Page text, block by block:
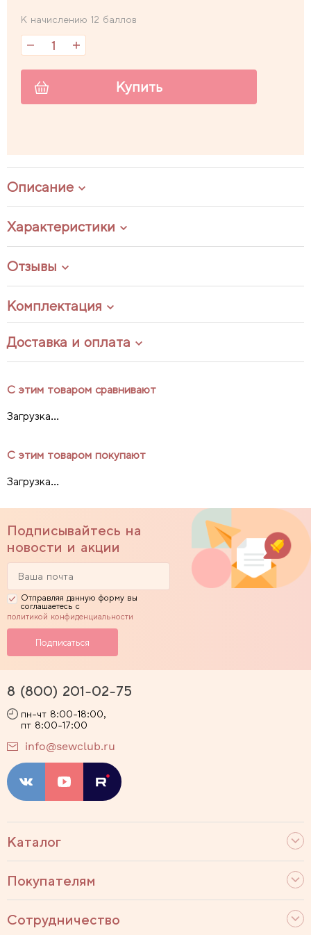
К начислению 12 баллов
Купить
Описание
Характеристики
Отзывы
Комплектация
Доставка и оплата
С этим товаром сравнивают
Загрузка...
С этим товаром покупают
Загрузка...
Подписывайтесь на
новости и акции
Отправляя данную форму вы
соглашаетесь с
политикой конфиденциальности
Каталог
Покупателям
Сотрудничество
8 (800) 201-02-75
пн-чт 8:00-18:00,
пт 8:00-17:00
info@sewclub.ru